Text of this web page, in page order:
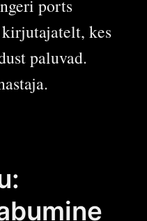
ports
kes
paluvad.